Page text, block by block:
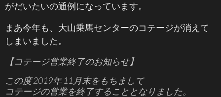
がだいたいの通例になっています。
まあ今年も、大山乗馬センターのコテージが消えて
しまいました。
【コテージ営業終了のお知らせ】
この度 2019年 11月末をもちまして
コテージの営業を終了することとなりました。